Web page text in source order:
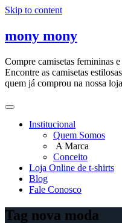
Skip to content
mony mony
Compre camisetas femininas
Encontre as camisetas
quem já comprou na nossa
Institucional
Quem Somos
A Marca
Conceito
Loja Online de t-shirts
Blog
Fale Conosco
Tag nova moda